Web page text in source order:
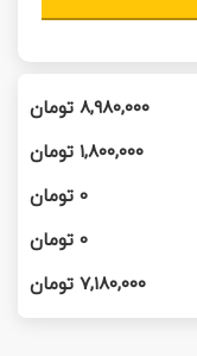
۸,۹۸۰,۰۰۰تومان
۱,۸۰۰,۰۰۰ تومان
0تومان
0تومان
۷,۱۸۰,۰۰۰تومان